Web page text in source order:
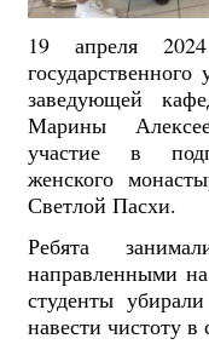
19 апреля
заведующей
Марины
участие в
женского
Светлой Пасхи.
Ребята
направленными
студенты
навести чистоту в